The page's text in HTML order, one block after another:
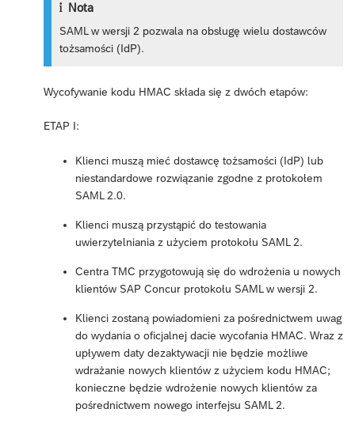
Nota
SAML w wersji 2 pozwala na obsługę wielu dostawców
tożsamości (IdP).
Wycofywanie kodu HMAC składa się z dwóch etapów:
ETAP I:
Klienci muszą mieć dostawcę tożsamości (IdP) lub
niestandardowe rozwiązanie zgodne z protokołem
SAML 2.0.
Klienci muszą przystąpić do testowania
uwierzytelniania z użyciem protokołu SAML 2.
Centra TMC przygotowują się do wdrożenia u nowych
klientów SAP Concur protokołu SAML w wersji 2.
Klienci zostaną powiadomieni za pośrednictwem uwag
do wydania o oficjalnej dacie wycofania HMAC. Wraz z
upływem daty dezaktywacji nie będzie możliwe
wdrażanie nowych klientów z użyciem kodu HMAC;
konieczne będzie wdrożenie nowych klientów za
pośrednictwem nowego interfejsu SAML 2.